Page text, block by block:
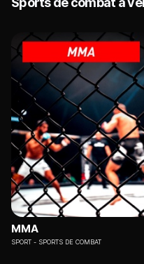
MMA
SPORT SPORTS DE COMBAT